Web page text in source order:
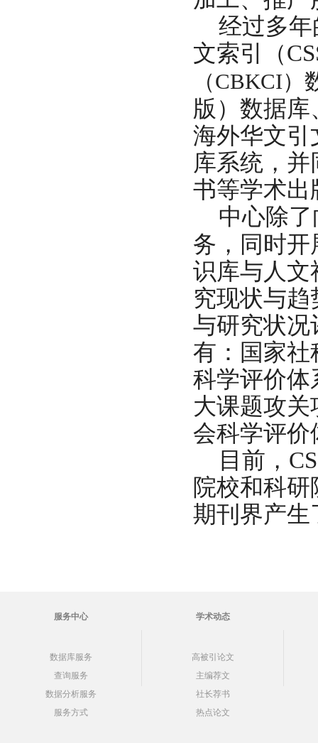
经过多
文索引（
（CBKCI）
版）数据
海外华文
库系统，
书等学术
中心除
务，同时
识库与人文
究现状与
与研究状
有：国家社
科学评价体
大课题攻
会科学评价
目前，
院校和科
期刊界产